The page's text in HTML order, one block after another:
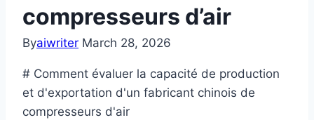
compresseurs d’air
Byaiwriter March 28, 2026
# Comment évaluer la capacité de production
et d'exportation d'un fabricant chinois de
compresseurs d'air